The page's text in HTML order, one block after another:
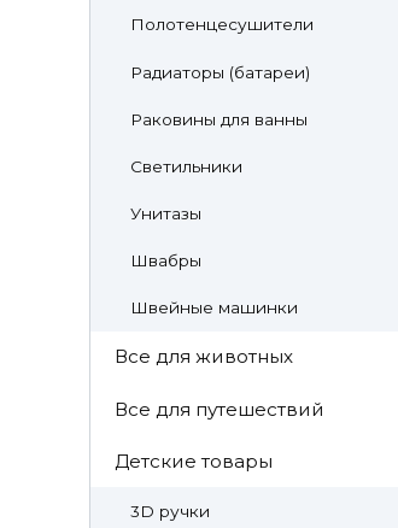
Полотенцесушители
Радиаторы (батареи)
Раковины для ванны
Светильники
Унитазы
Швабры
Швейные машинки
Все для животных
Все для путешествий
Детские товары
3D ручки